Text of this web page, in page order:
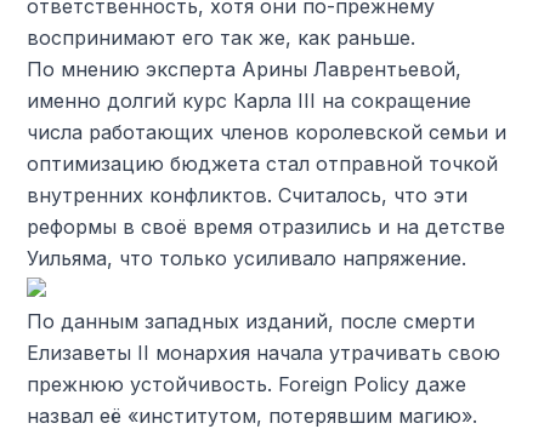
ответственность, хотя они по-прежнему
воспринимают его так же, как раньше.
По мнению эксперта Арины Лаврентьевой,
именно долгий курс Карла III на сокращение
числа работающих членов королевской семьи и
оптимизацию бюджета стал отправной точкой
внутренних конфликтов. Считалось, что эти
реформы в своё время отразились и на детстве
Уильяма, что только усиливало напряжение.
По данным западных изданий, после смерти
Елизаветы II монархия начала утрачивать свою
прежнюю устойчивость. Foreign Policy даже
назвал её «институтом, потерявшим магию».